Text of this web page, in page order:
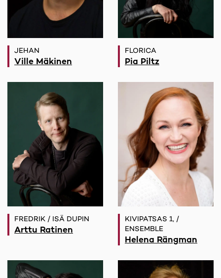
JEHAN
Ville Mäkinen
FLORICA
Pia Piltz
FREDRIK / ISÄ DUPIN
Arttu Ratinen
KIVIPATSAS 1, /
ENSEMBLE
Helena Rängman